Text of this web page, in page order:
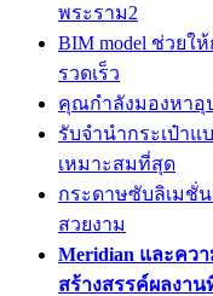
พระราม2
BIM model ช่วยใ
รวดเร็ว
คุณกำลังมองหาอุ
รับจำนำกระเป๋าแ
เหมาะสมที่สุด
กระดาษซับลิเมชั่
สวยงาม
Meridian และคว
สร้างสรรค์ผลงา